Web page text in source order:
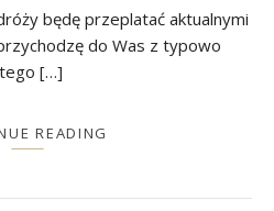
będę przeplatać aktualnymi
do Was z typowo
[…]
READING